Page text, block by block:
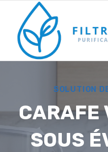
contenu
SOLUTION
CARAFE
SOUS